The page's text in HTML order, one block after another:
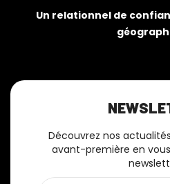
Un relationnel de
Découvrez nos
avant-première en